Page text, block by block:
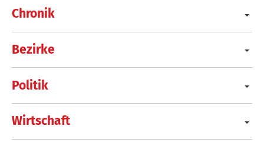
Chronik
Bezirke
Politik
Wirtschaft